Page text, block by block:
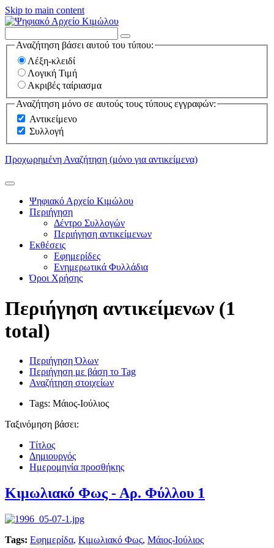
Skip to main content
Αναζήτηση βάσει αυτού του τύπου:
Λέξη-κλειδί
Λογική Τιμή
Ακριβές ταίριασμα
Αναζήτηση μόνο σε αυτούς τους τύπους εγγραφών:
Αντικείμενο
Συλλογή
Προχωρημένη Αναζήτηση (μόνο για αντικείμενα)
Ψηφιακό Αρχείο Κιμώλου
Περιήγηση
Δέντρο Συλλογών
Περιήγηση αντικείμενων
Εκθέσεις
Εφημερίδες
Ενημερωτικά Φυλλάδια
Όροι Χρήσης
Περιήγηση αντικείμενων (1
total)
Περιήγηση Όλων
Περιήγηση με βάση το Tag
Αναζήτηση στοιχείων
Tags: Μάιος-Ιούλιος
Ταξινόμηση βάσει:
Τίτλος
Δημιουργός
Ημερομηνία προσθήκης
Κιμωλιακό Φως - Αρ. Φύλλου 1
Tags: Εφημερίδα, Κιμωλιακό Φως, Μάιος-Ιούλιος